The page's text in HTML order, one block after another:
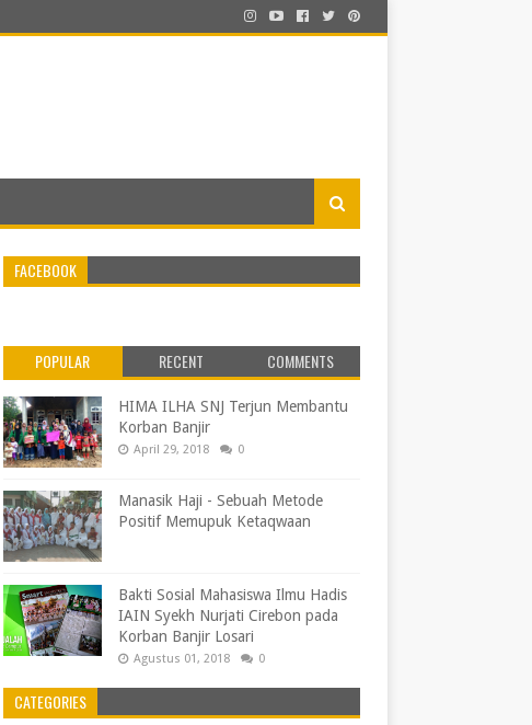
FACEBOOK
POPULAR RECENT COMMENTS
HIMA ILHA SNJ Terjun Membantu
Korban Banjir
April 29, 2018 0
Manasik Haji - Sebuah Metode
Positif Memupuk Ketaqwaan
Bakti Sosial Mahasiswa Ilmu Hadis
IAIN Syekh Nurjati Cirebon pada
Korban Banjir Losari
Agustus 01, 2018 0
CATEGORIES